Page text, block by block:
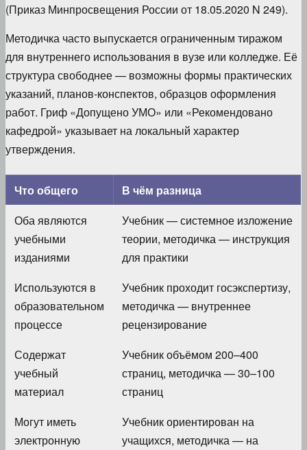
(Приказ Минпросвещения России от 18.05.2020 N 249).
Методичка часто выпускается ограниченным тиражом
для внутреннего использования в вузе или колледже. Её
структура свободнее — возможны формы практических
указаний, планов-конспектов, образцов оформления
работ. Гриф «Допущено УМО» или «Рекомендовано
кафедрой» указывает на локальный характер
утверждения.
Что общего
В чём разница
Оба являются
учебными
изданиями
Учебник — системное изложение
теории, методичка — инструкция
для практики
Используются в
образовательном
процессе
Учебник проходит госэкспертизу,
методичка — внутреннее
рецензирование
Содержат
учебный
материал
Учебник объёмом 200–400
страниц, методичка — 30–100
страниц
Могут иметь
электронную
Учебник ориентирован на
учащихся, методичка — на